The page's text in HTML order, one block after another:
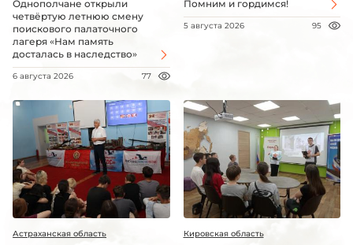
Однополчане открыли
четвёртую летнюю смену
поискового палаточного
лагеря «Нам память
досталась в наследство»
6 августа 2026 77
Помним и гордимся!
5 августа 2026 95
Астраханская область Кировская область